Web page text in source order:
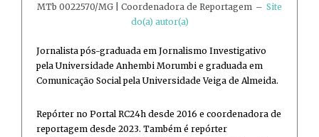
MTb 0022570/MG | Coordenadora de Reportagem – Site
do(a) autor(a)
Jornalista pós-graduada em Jornalismo Investigativo
pela Universidade Anhembi Morumbi e graduada em
Comunicação Social pela Universidade Veiga de Almeida.
Repórter no Portal RC24h desde 2016 e coordenadora de
reportagem desde 2023. Também é repórter